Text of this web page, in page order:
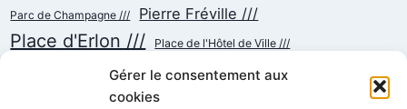
Gérer le consentement aux
cookies
Parc de Champagne /// Pierre Fréville ///
Place d'Erlon /// Place de l'Hôtel de Ville ///
Place de la République /// Place du Cardinal Luçon ///
Place du Forum/des Marchés ///